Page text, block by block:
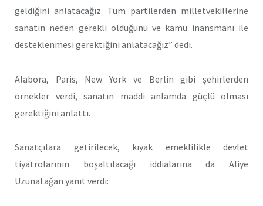
geldiğini anlatacağız. Tüm partilerden milletvekillerine
sanatın neden gerekli olduğunu ve kamu inansmanı ile
desteklenmesi gerektiğini anlatacağız” dedi.
Alabora, Paris, New York ve Berlin gibi şehirlerden
örnekler verdi, sanatın maddi anlamda güçlü olması
gerektiğini anlattı.
Sanatçılara getirilecek, kıyak emeklilikle devlet
tiyatrolarının boşaltılacağı iddialarına da Aliye
Uzunatağan yanıt verdi: